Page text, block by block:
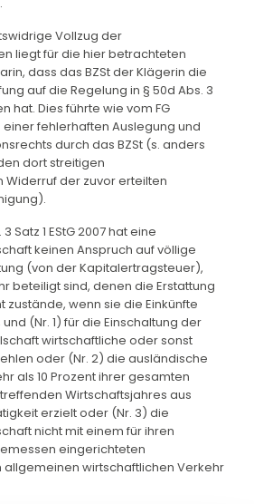
Vollzug der
liegt für die hier betrachteten
dass das BZSt der Klägerin die
auf die Regelung in § 50d Abs. 3
hat. Dies führte wie vom FG
fehlerhaften Auslegung und
durch das BZSt (s. anders
dort streitigen
der zuvor erteilten
Satz 1 EStG 2007 hat eine
keinen Anspruch auf völlige
(von der Kapitalertragsteuer),
beteiligt sind, denen die Erstattung
zustände, wenn sie die Einkünfte
(Nr. 1) für die Einschaltung der
wirtschaftliche oder sonst
oder (Nr. 2) die ausländische
als 10 Prozent ihrer gesamten
Wirtschaftsjahres aus
erzielt oder (Nr. 3) die
nicht mit einem für ihren
eingerichteten
wirtschaftlichen Verkehr